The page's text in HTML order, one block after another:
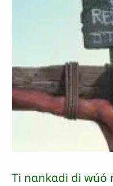
Ti nɑnkɑdi di wúó